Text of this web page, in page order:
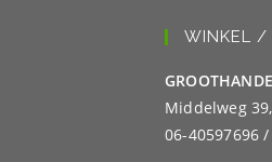
WINKEL /
Middelweg
06-40597696